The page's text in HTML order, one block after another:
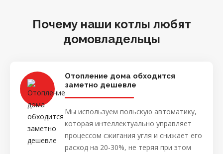
Почему наши котлы любят
домовладельцы
Отопление дома обходится
заметно дешевле
Мы используем польскую автоматику,
которая интеллектуально управляет
процессом сжигания угля и снижает его
расход на 20-30%, не теряя при этом